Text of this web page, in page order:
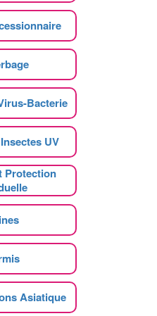
Bacterie
UV
Protection
Asiatique